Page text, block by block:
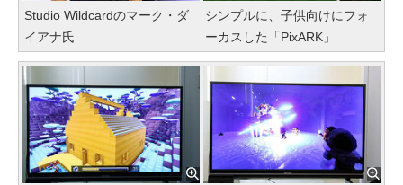
Studio Wildcardのマーク・ダ
イアナ氏
シンプルに、子供向けにフォ
ーカスした「PixARK」